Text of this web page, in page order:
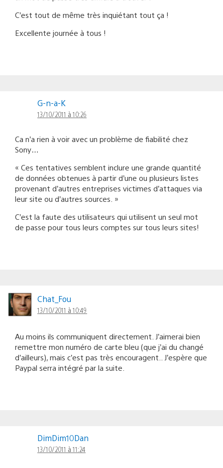
C’est tout de même très inquiétant tout ça !
Excellente journée à tous !
G-n-a-K
13/10/2011 à 10:26
Ca n’a rien à voir avec un problème de fiabilité chez
Sony…
« Ces tentatives semblent inclure une grande quantité
de données obtenues à partir d’une ou plusieurs listes
provenant d’autres entreprises victimes d’attaques via
leur site ou d’autres sources. »
C’est la faute des utilisateurs qui utilisent un seul mot
de passe pour tous leurs comptes sur tous leurs sites!
Chat_Fou
13/10/2011 à 10:49
Au moins ils communiquent directement. J’aimerai bien
remettre mon numéro de carte bleu (que j’ai du changé
d’ailleurs), mais c’est pas très encouragent.. J’espère que
Paypal serra intégré par la suite.
DimDim10Dan
13/10/2011 à 11:24